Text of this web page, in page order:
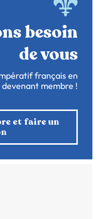
besoin
de vous
français en
membre !
et faire un